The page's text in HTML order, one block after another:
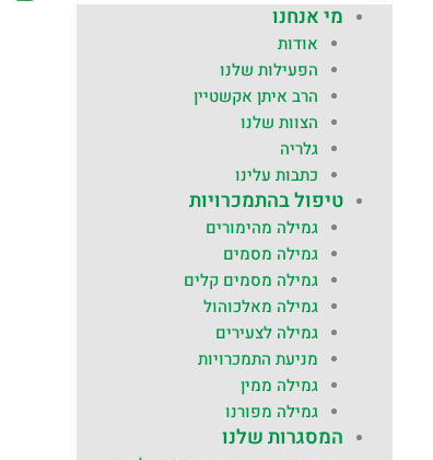
מי אנחנו
אודות
הפעילות שלנו
הרב איתן אקשטיין
הצוות שלנו
גלריה
כתבות עלינו
טיפול בהתמכרויות
גמילה מהימורים
גמילה מסמים
גמילה מסמים קלים
גמילה מאלכוהול
גמילה לצעירים
מניעת התמכרויות
גמילה ממין
גמילה מפורנו
המסגרות שלנו